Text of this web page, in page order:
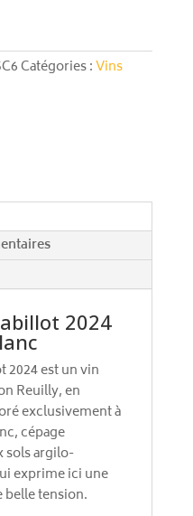
Catégories :Vins
2024
2024 est un vin
Reuilly, en
exclusivement à
cépage
sols argilo-
exprime ici une
belle tension.